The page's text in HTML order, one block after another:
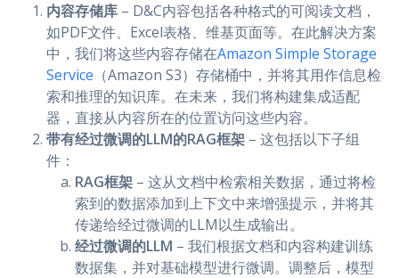
内容存储库 – D&C内容包括各种格式的可阅读文档，
如PDF文件、Excel表格、维基页面等。在此解决方案
中，我们将这些内容存储在Amazon Simple Storage
Service （Amazon S3）存储桶中，并将其用作信息检
索和推理的知识库。在未来，我们将构建集成适配
器，直接从内容所在的位置访问这些内容。
带有经过微调的LLM的RAG框架 – 这包括以下子组
件：
RAG框架 – 这从文档中检索相关数据，通过将检
索到的数据添加到上下文中来增强提示，并将其
传递给经过微调的LLM以生成输出。
经过微调的LLM – 我们根据文档和内容构建训练
数据集，并对基础模型进行微调。调整后，模型